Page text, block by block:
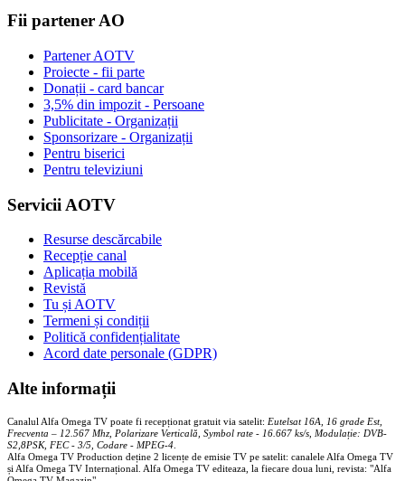
Fii partener AO
Partener AOTV
Proiecte - fii parte
Donații - card bancar
3,5% din impozit - Persoane
Publicitate - Organizații
Sponsorizare - Organizații
Pentru biserici
Pentru televiziuni
Servicii AOTV
Resurse descărcabile
Recepție canal
Aplicația mobilă
Revistă
Tu și AOTV
Termeni și condiții
Politică confidențialitate
Acord date personale (GDPR)
Alte informații
Canalul Alfa Omega TV poate fi recepționat gratuit via satelit: Eutelsat 16A, 16 grade Est,
Frecventa – 12.567 Mhz, Polarizare Verticală, Symbol rate - 16.667 ks/s, Modulație: DVB-
S2,8PSK, FEC - 3/5, Codare - MPEG-4
Alfa Omega TV Production deține 2 licențe de emisie TV pe satelit: canalele Alfa Omega TV
și Alfa Omega TV Internațional. Alfa Omega TV editeaza, la fiecare doua luni, revista: "Alfa